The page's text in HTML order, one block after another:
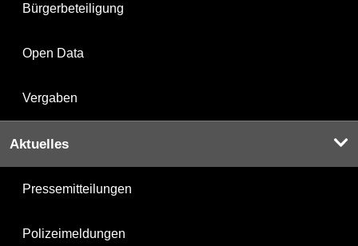
Bürgerbeteiligung
Open Data
Vergaben
Aktuelles
Pressemitteilungen
Polizeimeldungen